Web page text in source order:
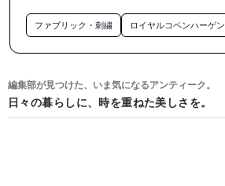
ファブリック・刺繍 ロイヤルコペンハーゲン
編集部が見つけた、いま気になるアンティーク。
日々の暮らしに、時を重ねた美しさを。